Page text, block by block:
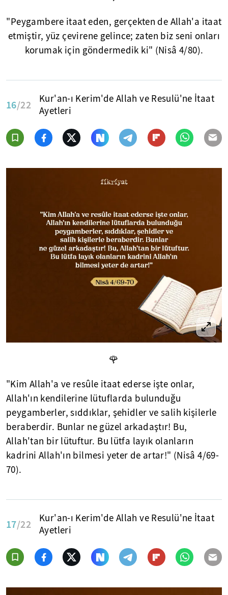
"Peygambere itaat eden, gerçekten de Allah'a itaat
etmiştir, yüz çevirene gelince; zaten biz seni onları
korumak için göndermedik ki" (Nisâ 4/80).
16/22
Kur'an-ı Kerim'de Allah ve Resulü'ne İtaat
Ayetleri
🌹
"Kim Allah'a ve resûle itaat ederse işte onlar,
Allah'ın kendilerine lütuflarda bulunduğu
peygamberler, sıddıklar, şehidler ve salih kişilerle
beraberdir. Bunlar ne güzel arkadaştır! Bu,
Allah'tan bir lütuftur. Bu lütfa layık olanların
kadrini Allah'ın bilmesi yeter de artar!" (Nisâ 4/69-
70).
17/22
Kur'an-ı Kerim'de Allah ve Resulü'ne İtaat
Ayetleri